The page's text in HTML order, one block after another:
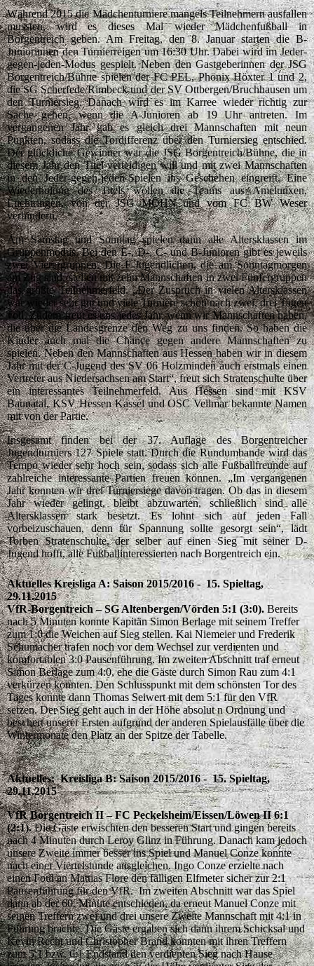
Während 2015 die Mädchenturniere mangels Teilnehmern ausfallen
mussten, wird es dieses Mal wieder Mädchenfußball in
Borgentreich geben. Am Freitag, den 8. Januar starten die B-
Juniorinnen den Turnierreigen um 16:30 Uhr. Dabei wird im Jeder-
gegen-jeden-Modus gespielt. Neben den Gastgeberinnen der JSG
Borgentreich/Bühne spielen der FC PEL, Phönix Höxter 1 und 2,
die SG Scherfede/Rimbeck und der SV Ottbergen/Bruchhausen um
den Turniersieg. Danach wird es im Karree wieder richtig zur
Sache gehen, wenn die A-Junioren ab 19 Uhr antreten. Im
vergangenen Jahr gab es gleich drei Mannschaften mit neun
Punkten, sodass die Tordifferenz über den Turniersieg entschied.
Der glückliche Gewinner war die JSG Borgentreich/Bühne, die in
diesem Jahr den Titel verteidigen will und mit zwei Mannschaften
in den Jeder-gegen-jeden-Spielen ins Geschehen eingreift. Eine
Wiederholung des Titels wollen die Teams aus Amelunxen,
Lüchtringen, von der JSG MOHN und vom FC BW Weser
verhindern.
Am Samstag und Sonntag spielen dann alle Altersklassen im
Gruppenmodus. Bei den E-, D-, C- und B-Junioren gibt es jeweils
zwei Vierergruppen. Die F-Jugendlichen, die am Sonntagmorgen
am Zug sind, stellen mit zehn Mannschaften in zwei Fünfergruppen
das größte Teilnehmerfeld. „Der Zuspruch in vielen Altersklassen
war wieder sehr gut und viele Turniere schon nach zwei, drei Tagen
voll. Zudem freut es uns jedes Jahr, wenn wir Mannschaften haben,
die über die Landesgrenze den Weg zu uns finden. So haben die
Kinder auch mal die Chance gegen andere Mannschaften zu
spielen. Neben den Mannschaften aus Hessen haben wir in diesem
Jahr mit der C-Jugend des SV 06 Holzminden auch erstmals einen
Vertreter aus Niedersachsen am Start“, freut sich Stratenschulte über
ein interessantes Teilnehmerfeld. Aus Hessen sind mit KSV
Baunatal, KSV Hessen Kassel und OSC Vellmar bekannte Namen
mit von der Partie.
Insgesamt finden bei der 37. Auflage des Borgentreicher
Jugendturniers 127 Spiele statt. Durch die Rundumbande wird das
Tempo wieder sehr hoch sein, sodass sich alle Fußballfreunde auf
zahlreiche interessante Partien freuen können. „Im vergangenen
Jahr konnten wir drei Turniersiege davon tragen. Ob das in diesem
Jahr wieder gelingt, bleibt abzuwarten, schließlich sind alle
Altersklassen stark besetzt. Es lohnt sich auf jeden Fall
vorbeizuschauen, denn für Spannung sollte gesorgt sein“, lädt
Torben Stratenschulte, der selber auf einen Sieg mit seiner D-
Jugend hofft, alle Fußballinteressierten nach Borgentreich ein.
Aktuelles Kreisliga A: Saison 2015/2016 - 15. Spieltag,
29.11.2015
VfR-Borgentreich – SG Altenbergen/Vörden 5:1 (3:0). Bereits
nach 5 Minuten konnte Kapitän Simon Berlage mit seinem Treffer
zum 1:0 die Weichen auf Sieg stellen. Kai Niemeier und Frederik
Schumacher trafen noch vor dem Wechsel zur verdienten und
komfortablen 3:0 Pausenführung. Im zweiten Abschnitt traf erneut
Simon Berlage zum 4:0, ehe die Gäste durch Simon Rau zum 4:1
verkürzen konnten. Den Schlusspunkt mit dem schönsten Tor des
Tages konnte dann Thomas Seiwert mit dem 5:1 für den VfR
setzen. Der Sieg geht auch in der Höhe absolut n Ordnung und
beschert unserer Ersten aufgrund der anderen Spielausfälle über die
Wintermonate den Platz an der Spitze der Tabelle.
Aktuelles: Kreisliga B: Saison 2015/2016 - 15. Spieltag,
29.11.2015
VfR Borgentreich II – FC Peckelsheim/Eissen/Löwen II 6:1
(2:1).Die Gäste erwischten den besseren Start und gingen bereits
nach 4 Minuten durch Leroy Glinz in Führung. Danach kam jedoch
unsere Zweite immer besser ins Spiel und Manuel Conze konnte
nach einer Viertelstunde ausgleichen. Ingo Conze erzielte nach
einen Foul an Mattias Flore den fälligen Elfmeter sicher zur 2:1
Pausenführung für den VfR. Im zweiten Abschnitt war das Spiel
dann ab der 60. Minute entschieden, da erneut Manuel Conze mit
seinen Treffern zwei und drei unsere Zweite Mannschaft mit 4:1 in
Führung brachte. Die Gäste ergaben sich dann ihrem Schicksal und
Kevin Recht und Christopher Brand konnten mit ihren Treffern
zum 5:1 bzw. 6:1 Endstand den verdienten Sieg nach Hause